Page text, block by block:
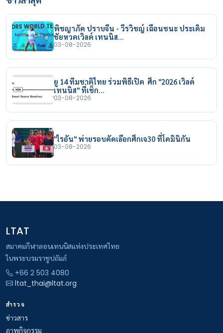
พิชญาภัค ปราบจีน - วีรวิชญ์ เฉือนชนะ ประเดิม
ชัยหวดเวิลด์ เทนนิส…
03-08-2026
ยู 14 ทีมชาติไทย ร่วมพิธีเปิด ศึก "2026 เวิลด์
เทนนิส" ที่เช็ก…
03-08-2026
"ไรอัน" พ่ายรอบคัดเลือกศึกเจ30 ที่โดมินิกัน
03-08-2026
LTAT
สมาคมกีฬาลอนเทนนิสแห่งประเทศไทย
ในพระบรมราชูปถัมภ์
+66 2 503 4080
ltat_thai@ltat.org
สำรวจ
ข่าวสาร
ภาพกิจกรรม